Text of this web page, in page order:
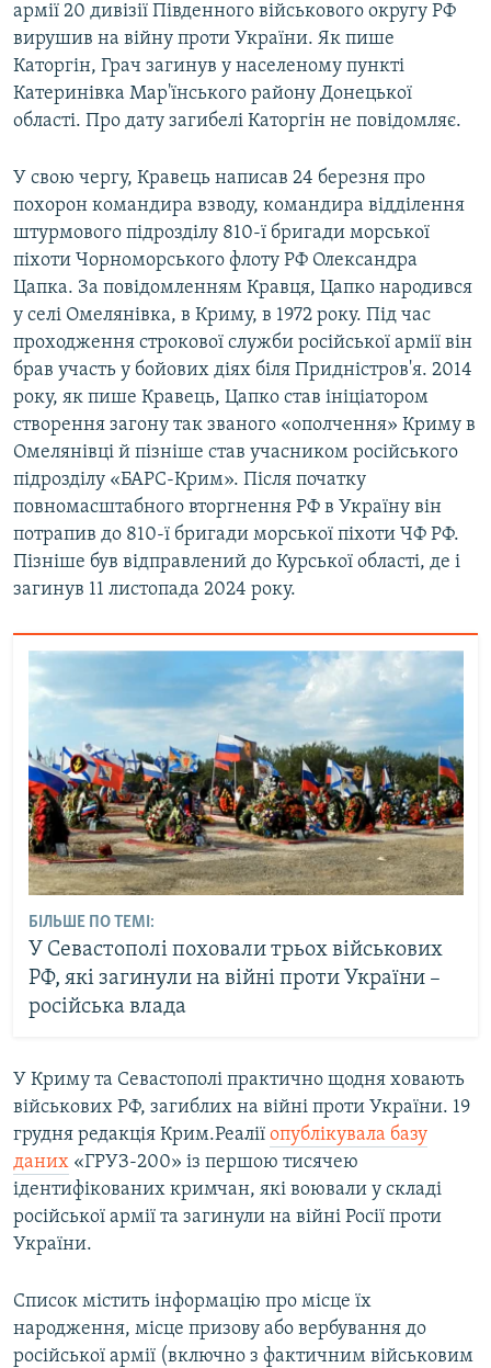
армії 20 дивізії Південного військового округу РФ
вирушив на війну проти України. Як пише
Каторгін, Грач загинув у населеному пункті
Катеринівка Мар'їнського району Донецької
області. Про дату загибелі Каторгін не повідомляє.
У свою чергу, Кравець написав 24 березня про
похорон командира взводу, командира відділення
штурмового підрозділу 810-ї бригади морської
піхоти Чорноморського флоту РФ Олександра
Цапка. За повідомленням Кравця, Цапко народився
у селі Омелянівка, в Криму, в 1972 року. Під час
проходження строкової служби російської армії він
брав участь у бойових діях біля Придністров'я. 2014
року, як пише Кравець, Цапко став ініціатором
створення загону так званого «ополчення» Криму в
Омелянівці й пізніше став учасником російського
підрозділу «БАРС-Крим». Після початку
повномасштабного вторгнення РФ в Україну він
потрапив до 810-ї бригади морської піхоти ЧФ РФ.
Пізніше був відправлений до Курської області, де і
загинув 11 листопада 2024 року.
БІЛЬШЕ ПО ТЕМІ:
У Севастополі поховали трьох військових
РФ, які загинули на війні проти України –
російська влада
У Криму та Севастополі практично щодня ховають
військових РФ, загиблих на війні проти України. 19
грудня редакція Крим.Реалії опублікувала базу
даних «ГРУЗ-200» із першою тисячею
ідентифікованих кримчан, які воювали у складі
російської армії та загинули на війні Росії проти
України.
Список містить інформацію про місце їх
народження, місце призову або вербування до
російської армії (включно з фактичним військовим